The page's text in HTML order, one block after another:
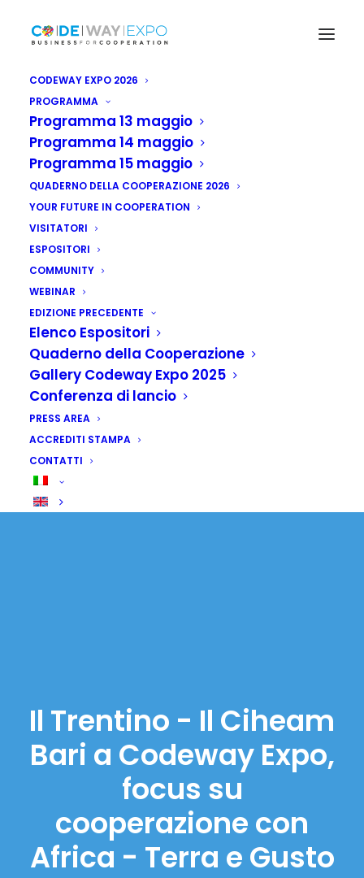
CODEWAY EXPO 2026
PROGRAMMA
Programma 13 maggio
Programma 14 maggio
Programma 15 maggio
QUADERNO DELLA COOPERAZIONE 2026
YOUR FUTURE IN COOPERATION
VISITATORI
ESPOSITORI
COMMUNITY
WEBINAR
EDIZIONE PRECEDENTE
Elenco Espositori
Quaderno della Cooperazione
Gallery Codeway Expo 2025
Conferenza di lancio
PRESS AREA
ACCREDITI STAMPA
CONTATTI
Il Trentino - Il Ciheam
Bari a Codeway Expo,
focus su
cooperazione con
Africa - Terra e Gusto